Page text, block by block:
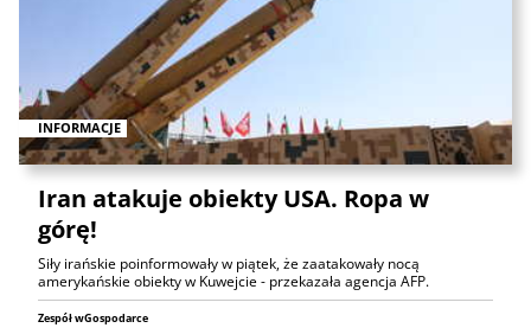
INFORMACJE
Iran atakuje obiekty USA. Ropa w
górę!
Siły irańskie poinformowały w piątek, że zaatakowały nocą
amerykańskie obiekty w Kuwejcie - przekazała agencja AFP.
Zespół wGospodarce